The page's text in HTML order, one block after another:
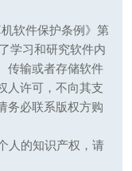
软件保护条例》第
学习和研究软件内
传输或者存储软件
人许可，不向其支
务必联系版权方购
人的知识产权，请